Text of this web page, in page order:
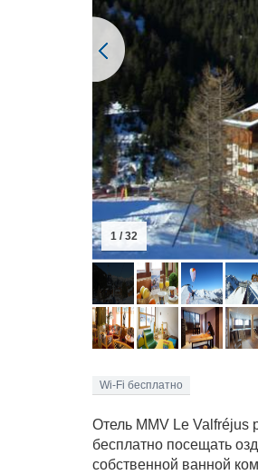
1 / 32
Wi-Fi бесплатно
Отель MMV Le Valfréjus
бесплатно посещать
собственной ванной